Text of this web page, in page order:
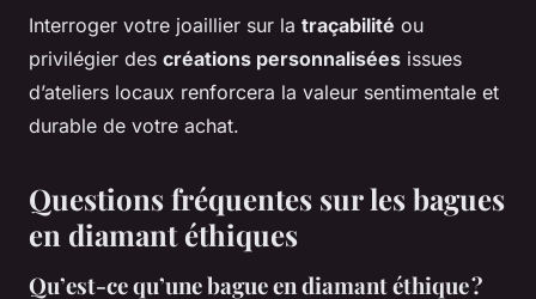
Interroger votre joaillier sur la traçabilité ou
privilégier des créations personnalisées issues
d’ateliers locaux renforcera la valeur sentimentale et
durable de votre achat.
Questions fréquentes sur les bagues
en diamant éthiques
Qu’est-ce qu’une bague en diamant éthique ?